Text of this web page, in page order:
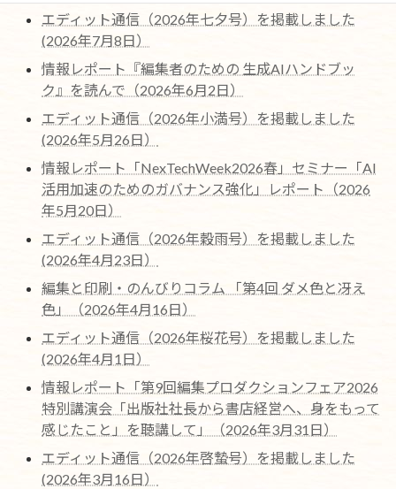
エディット通信（2026年七夕号）を掲載しました
(2026年7月8日）
情報レポート『編集者のための 生成AIハンドブッ
ク』を読んで（2026年6月2日）
エディット通信（2026年小満号）を掲載しました
(2026年5月26日）
情報レポート「NexTechWeek2026春」セミナー「AI
活用加速のためのガバナンス強化」レポート（2026
年5月20日）
エディット通信（2026年穀雨号）を掲載しました
(2026年4月23日）
編集と印刷・のんびりコラム 「第4回 ダメ色と冴え
色」（2026年4月16日）
エディット通信（2026年桜花号）を掲載しました
(2026年4月1日）
情報レポート「第9回編集プロダクションフェア2026
特別講演会「出版社社長から書店経営へ、身をもって
感じたこと」を聴講して」（2026年3月31日）
エディット通信（2026年啓蟄号）を掲載しました
(2026年3月16日）